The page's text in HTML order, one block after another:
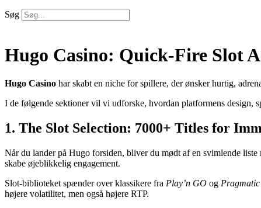
Søg
Hugo Casino: Quick‑Fire Slot
Hugo Casino har skabt en niche for spillere, der ønsker hurtig,
I de følgende sektioner vil vi udforske, hvordan platformens design,
1. The Slot Selection: 7000+ Titles for
Når du lander på Hugo forsiden, bliver du mødt af en svimlende
skabe øjeblikkelig engagement.
Slot-biblioteket spænder over klassikere fra Play’n GO og
højere volatilitet, men også højere RTP.